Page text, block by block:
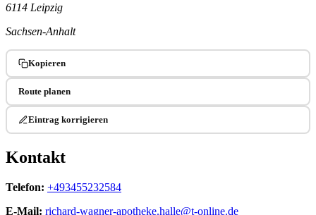
6114 Leipzig
Sachsen-Anhalt
Kopieren
Route planen
Eintrag korrigieren
Kontakt
Telefon: +493455232584
E-Mail: richard-wagner-apotheke.halle@t-online.de